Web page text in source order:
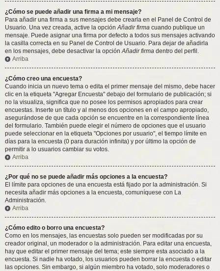
¿Cómo se puede añadir una firma a mi mensaje?
Para añadir una firma a sus mensajes debe crearla en el Panel de Control de
Usuario. Una vez creada, active la opciónAñadir firma cuando publique un
mensaje. Puede asignar una firma por defecto a todos sus mensajes activando
la casilla correcta en su Panel de Control de Usuario. Para dejar de añadirla
en los mensajes, debe desactivar la opciónAñadir firma dentro del perfil.
Arriba
¿Cómo creo una encuesta?
Cuando inicia un nuevo tema o edita el primer mensaje del mismo, debe hacer
clic en la etiqueta "Agregar Encuesta" debajo del formulario de publicación; si
no la visualiza, significa que no posee los permisos apropiados para crear
encuestas. Inserte un título y al menos dos opciones en el campo apropiado,
asegurándose de que cada opción se encuentre en la correspondiente línea
del formulario. También puede elegir el número de opciones que el usuario
puede seleccionar en la etiqueta "Opciones por usuario", el tiempo límite en
días para la encuesta (0 para duración infinita) y por último la opción de
permitir a lo usuarios cambiar su votos.
Arriba
¿Por qué no se puede añadir más opciones a la encuesta?
El límite para opciones de una encuesta está fijado por la administración. Si
necesita añadir más opciones a la encuesta, comuníquese con La
Administración.
Arriba
¿Cómo edito o borro una encuesta?
Como en los mensajes, las encuestas solo pueden ser modificadas por su
creador original, un moderador o la administración. Para editar una encuesta,
hay que editar el primer mensaje del tema; este siempre esta asociado a la
encuesta. Si nadie ha votado, los usuarios pueden borrar la encuesta o editar
las opciones. Sin embargo, si algún miembro ha votado, solo moderadores o